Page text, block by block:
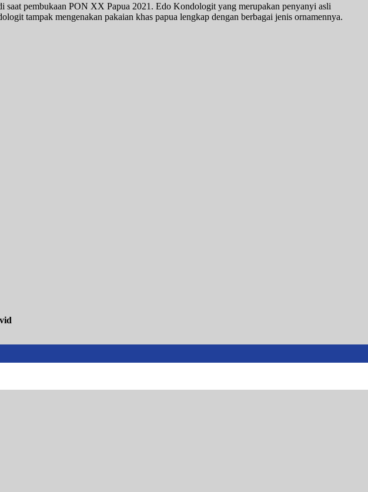
pembukaan PON XX Papua 2021. Edo Kondologit yang merupakan penyanyi asli
tampak mengenakan pakaian khas papua lengkap dengan berbagai jenis ornamennya.